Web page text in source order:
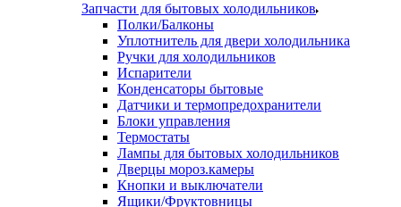
Запчасти для бытовых холодильников
Полки/Балконы
Уплотнитель для двери холодильника
Ручки для холодильников
Испарители
Конденсаторы бытовые
Датчики и термопредохранители
Блоки управления
Термостаты
Лампы для бытовых холодильников
Дверцы мороз.камеры
Кнопки и выключатели
Ящики/Фруктовницы